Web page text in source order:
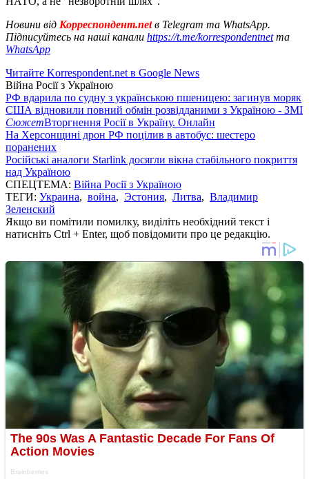
Новини від Корреспондент.netв Telegram та WhatsApp.
Підписуйтесь на наші канали https://t.me/korrespondentnetта
WhatsApp
Читайте Korrespondent.net в Google News
Війна Росії з Україною
РФ вдарила по судну з українською пшеницею: загинув моряк
США відновили повний обмін розвідданими з Україною - ЗМІ
СюжетВторгнення Росії в Україну. Онлайн
На Херсонщині дрон РФ поцілив в автобус: шестеро
поранених
Російські аналоги Starlink досягли вікна стабільного покриття
над Україною
СПЕЦТЕМА: Війна Росії з Україною
ТЕГИ: Украина, война, Эстония, Литва, Владимир
Зеленский
Якщо ви помітили помилку, виділіть необхідний текст і
натисніть Ctrl + Enter, щоб повідомити про це редакцію.